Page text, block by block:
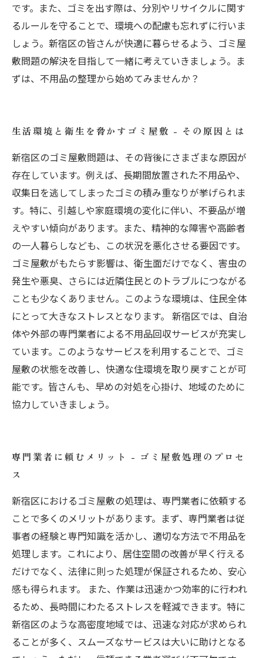
です。また、ゴミを出す際は、分別やリサイクルに関す
るルールを守ることで、環境への配慮も忘れずに行いま
しょう。新宿区の皆さんが快適に暮らせるよう、ゴミ屋
敷問題の解決を目指して一緒に考えていきましょう。ま
ずは、不用品の整理から始めてみませんか？
生活環境と衛生を脅かすゴミ屋敷 - その原因とは
新宿区のゴミ屋敷問題は、その背後にさまざまな原因が
存在しています。例えば、長期間放置された不用品や、
収集日を逃してしまったゴミの積み重なりが挙げられま
す。特に、引越しや家庭環境の変化に伴い、不要品が増
えやすい傾向があります。また、精神的な障害や高齢者
の一人暮らしなども、この状況を悪化させる要因です。
ゴミ屋敷がもたらす影響は、衛生面だけでなく、害虫の
発生や悪臭、さらには近隣住民とのトラブルにつながる
ことも少なくありません。このような環境は、住民全体
にとって大きなストレスとなります。 新宿区では、自治
体や外部の専門業者による不用品回収サービスが充実し
ています。このようなサービスを利用することで、ゴミ
屋敷の状態を改善し、快適な住環境を取り戻すことが可
能です。皆さんも、早めの対処を心掛け、地域のために
協力していきましょう。
専門業者に頼むメリット - ゴミ屋敷処理のプロセ
ス
新宿区におけるゴミ屋敷の処理は、専門業者に依頼する
ことで多くのメリットがあります。まず、専門業者は従
事者の経験と専門知識を活かし、適切な方法で不用品を
処理します。これにより、居住空間の改善が早く行える
だけでなく、法律に則った処理が保証されるため、安心
感も得られます。 また、作業は迅速かつ効率的に行われ
るため、長時間にわたるストレスを軽減できます。特に
新宿区のような高密度地域では、迅速な対応が求められ
ることが多く、スムーズなサービスは大いに助けとなる